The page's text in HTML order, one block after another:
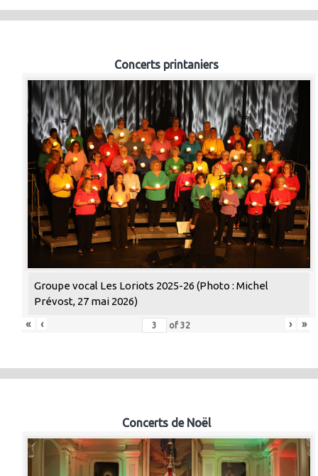
Concerts printaniers
Groupe vocal Les Loriots 2025-26 (Photo : Michel
Prévost, 27 mai 2026)
«
‹ of 32 › »
Concerts de Noël